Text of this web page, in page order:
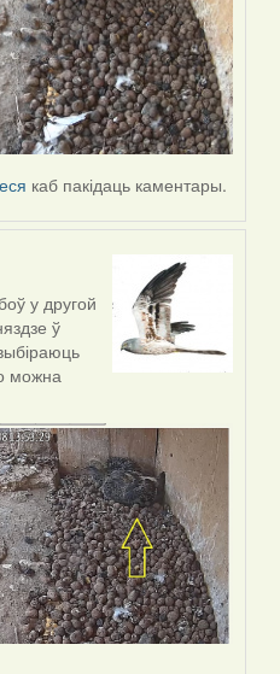
каб пакідаць каментары.
у другой
ў
можна